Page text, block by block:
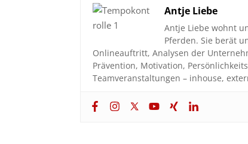
Antje Liebe
Antje Liebe wohnt
Pferden. Sie berät
Onlineauftritt, Analysen der
Prävention, Motivation,
Teamveranstaltungen – inhouse,